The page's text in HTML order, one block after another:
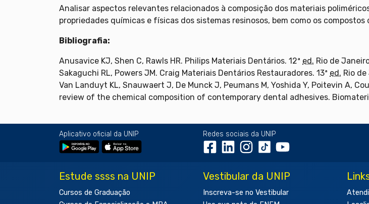
Analisar aspectos relevantes relacionados à composição dos materiais
propriedades químicas e físicas dos sistemas resinosos, bem como os
Bibliografia:
Anusavice KJ, Shen C, Rawls HR. Philips Materiais Dentários. 12ª ed. Rio de
Sakaguchi RL, Powers JM. Craig Materiais Dentários Restauradores. 13ª ed. Rio
Van Landuyt KL, Snauwaert J, De Munck J, Peumans M, Yoshida Y, Poitevin A,
review of the chemical composition of contemporary dental adhesives.
Aplicativo oficial da UNIP Redes sociais da UNIP
Estude ssss na UNIP
Cursos de Graduação
Vestibular da UNIP
Inscreva-se no Vestibular